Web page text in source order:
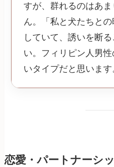
すが、群れるのはあ
ん。「私と犬たちと
していて、誘いを断
い。フィリピン人男
いタイプだと思います
恋愛・パートナーシ